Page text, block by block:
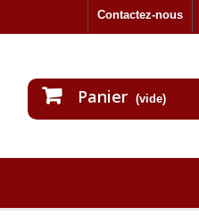
Contactez-nous
Panier (vide)